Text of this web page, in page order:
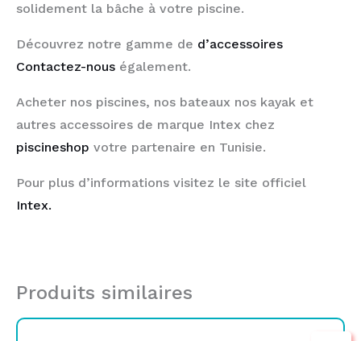
solidement la bâche à votre piscine.
Découvrez notre gamme de d’accessoires
Contactez-nous également.
Acheter nos piscines, nos bateaux nos kayak et
autres accessoires de marque Intex chez
piscineshop votre partenaire en Tunisie.
Pour plus d’informations visitez le site officiel
Intex.
Produits similaires